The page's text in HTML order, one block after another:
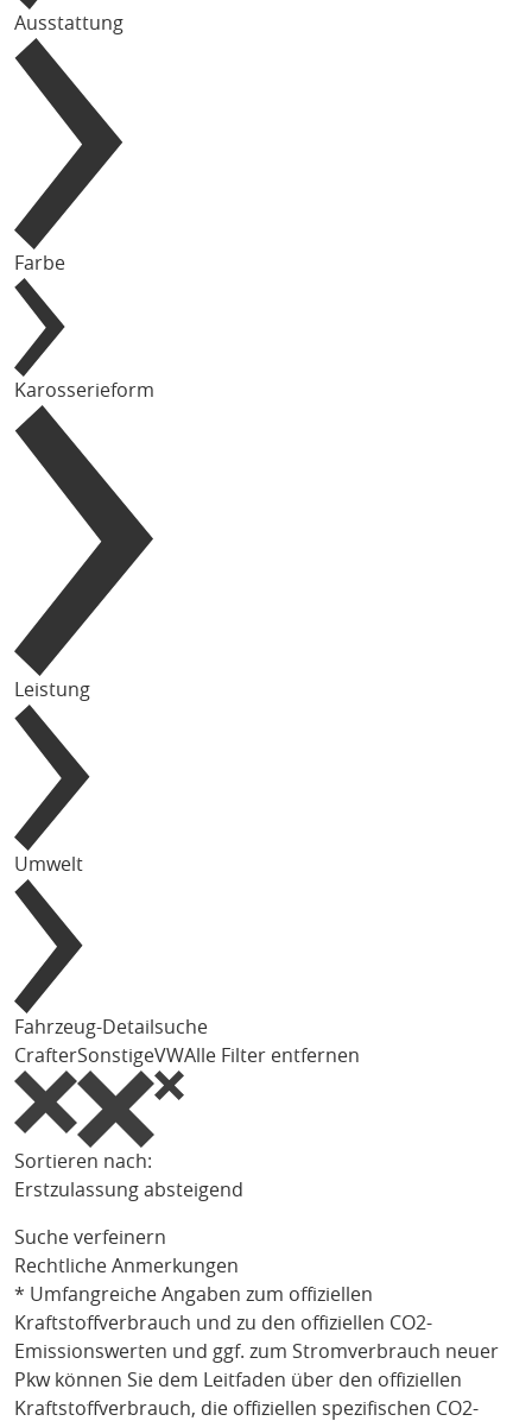
Ausstattung
Farbe
Karosserieform
Leistung
Umwelt
Fahrzeug-Detailsuche
CrafterSonstigeVWAlle Filter entfernen
Sortieren nach:
Erstzulassung absteigend
Suche verfeinern
Rechtliche Anmerkungen
* Umfangreiche Angaben zum offiziellen
Kraftstoffverbrauch und zu den offiziellen CO2-
Emissionswerten und ggf. zum Stromverbrauch neuer
Pkw können Sie dem Leitfaden über den offiziellen
Kraftstoffverbrauch, die offiziellen spezifischen CO2-